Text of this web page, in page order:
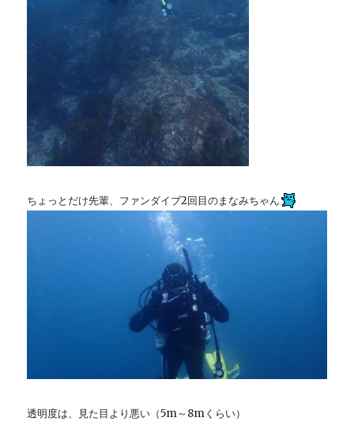
ちょっとだけ先輩、ファンダイブ2回目のまなみちゃん
透明度は、見た目より悪い（5m～8mくらい）